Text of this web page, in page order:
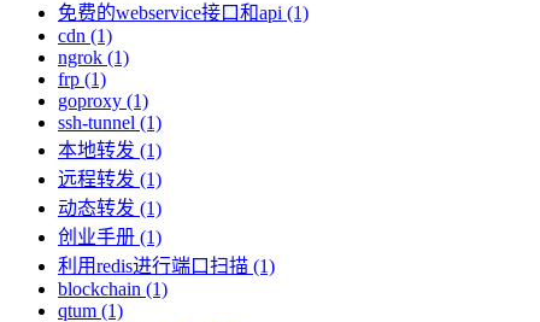
免费的webservice接口和api (1)
cdn (1)
ngrok (1)
frp (1)
goproxy (1)
ssh-tunnel (1)
本地转发 (1)
远程转发 (1)
动态转发 (1)
创业手册 (1)
利用redis进行端口扫描 (1)
blockchain (1)
qtum (1)